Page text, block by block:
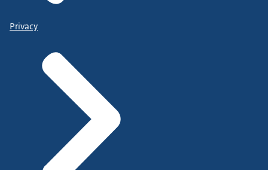
Privacy